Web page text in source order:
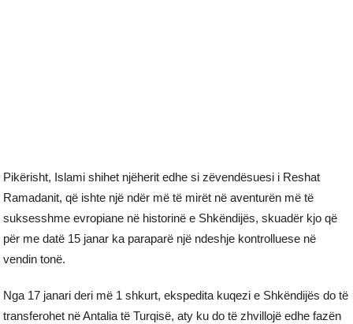
Pikërisht, Islami shihet njëherit edhe si zëvendësuesi i Reshat
Ramadanit, që ishte një ndër më të mirët në aventurën më të
suksesshme evropiane në historinë e Shkëndijës, skuadër kjo që
për me datë 15 janar ka paraparë një ndeshje kontrolluese në
vendin tonë.
Nga 17 janari deri më 1 shkurt, ekspedita kuqezi e Shkëndijës do të
transferohet në Antalia të Turqisë, aty ku do të zhvillojë edhe fazën